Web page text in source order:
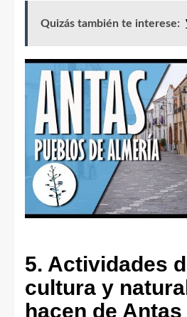
Quizás también te interese:
5. Actividades
cultura y
hacen de